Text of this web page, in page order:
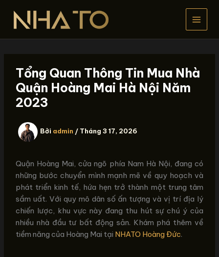
dung
Tổng Quan Thông Tin Mua Nhà
Quận Hoàng Mai Hà Nội Năm
2023
Bởi admin / Tháng 3 17, 2026
Quận Hoàng Mai, cửa ngõ phía Nam Hà Nội, đang có
những bước chuyển mình mạnh mẽ về quy hoạch và
phát triển kinh tế, hứa hẹn trở thành một trung tâm
sầm uất. Với quy mô dân số ấn tượng và vị trí địa lý
chiến lược, khu vực này đang thu hút sự chú ý của
nhiều nhà đầu tư bất động sản. Khám phá thêm về
tiềm năng của Hoàng Mai tại NHATO Hoàng Đức.